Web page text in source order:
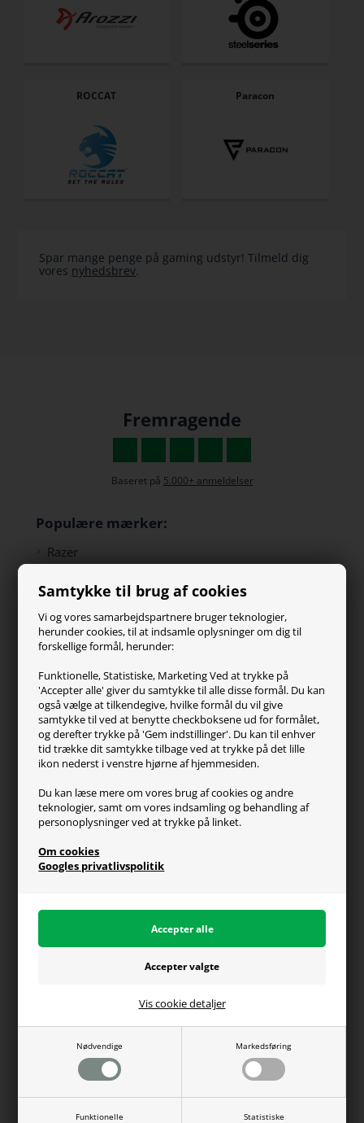
Samtykke til brug af cookies
Vi og vores samarbejdspartnere bruger teknologier,
herunder cookies, til at indsamle oplysninger om dig til
forskellige formål, herunder:
Funktionelle, Statistiske, Marketing Ved at trykke på
'Accepter alle' giver du samtykke til alle disse formål. Du kan
også vælge at tilkendegive, hvilke formål du vil give
samtykke til ved at benytte checkboksene ud for formålet,
og derefter trykke på 'Gem indstillinger'. Du kan til enhver
tid trække dit samtykke tilbage ved at trykke på det lille
ikon nederst i venstre hjørne af hjemmesiden.
Du kan læse mere om vores brug af cookies og andre
teknologier, samt om vores indsamling og behandling af
personoplysninger ved at trykke på linket.
Om cookies
Googles privatlivspolitik
Nødvendige Markedsføring
Funktionelle Statistiske
Vis cookie detaljer
ROCCAT Paracon
Spar mange penge på gaming udstyr! Tilmeld dig
vores nyhedsbrev.
Fremragende
Baseret på 5.000+ anmeldelser
Populære mærker:
Razer
SteelSeries
ZOWIE
Turtle Beach
Kundeservice
Kontakt os
FAQ
Handelsvilkår
Reklamation
Generel info
Om os
Fragt og levering
Du kan altid ringe til os på telefon 98374333